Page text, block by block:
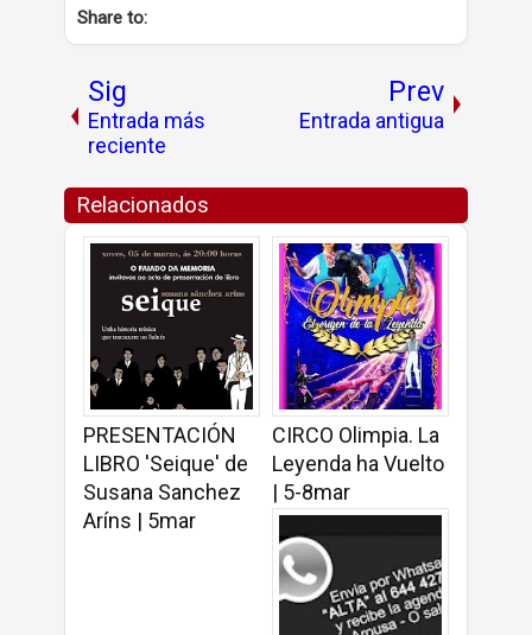
Share to:
Sig
Entrada más
reciente
Prev
Entrada antigua
Relacionados
PRESENTACIÓN
LIBRO 'Seique' de
Susana Sanchez
Aríns | 5mar
CIRCO Olimpia. La
Leyenda ha Vuelto
| 5-8mar